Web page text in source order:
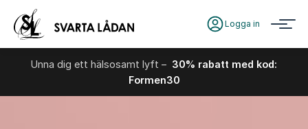
Logga in
Unna dig ett hälsosamt lyft – 30% rabatt med kod:
Formen30